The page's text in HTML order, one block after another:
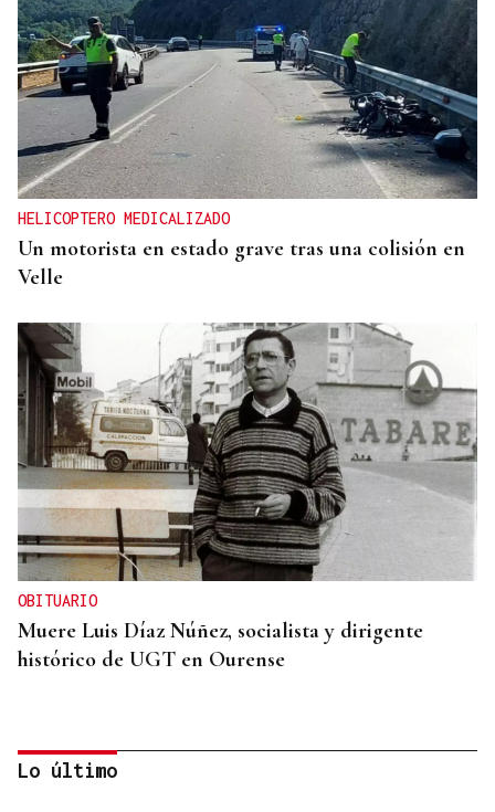
HELICOPTERO MEDICALIZADO
Un motorista en estado grave tras una colisión en
Velle
OBITUARIO
Muere Luis Díaz Núñez, socialista y dirigente
histórico de UGT en Ourense
Lo último